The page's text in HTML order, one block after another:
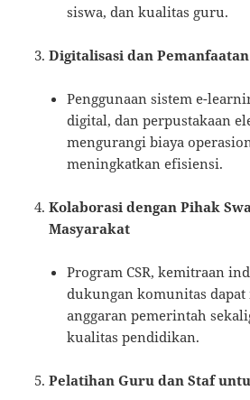
siswa, dan kualitas guru.
Digitalisasi dan
Penggunaan sistem e-
digital, dan perpustakaan
mengurangi biaya
meningkatkan efisiensi.
Kolaborasi dengan Pihak
Masyarakat
Program CSR, kemitraan
dukungan komunitas dapat
anggaran pemerintah
kualitas pendidikan.
Pelatihan Guru dan Staf